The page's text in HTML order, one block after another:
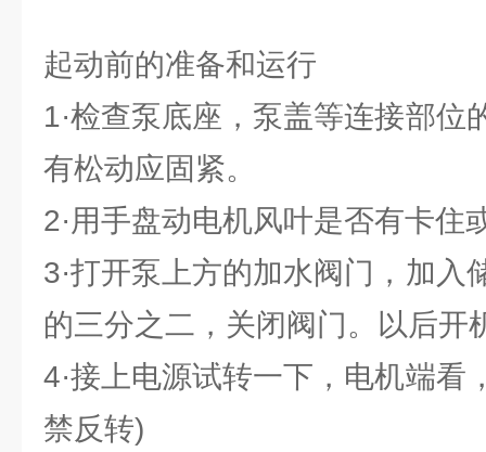
起动前的准备和运行
1·检查泵底座，泵盖等连接部位
有松动应固紧。
2·用手盘动电机风叶是否有卡住
3·打开泵上方的加水阀门，加入
的三分之二，关闭阀门。以后开
4·接上电源试转一下，电机端看
禁反转)